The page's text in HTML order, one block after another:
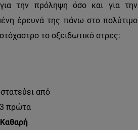
την πρόληψη όσο και για την
έρευνά της πάνω στο πολύτιμο
το οξειδωτικό στρες:
από
3 πρώτα
Καθαρή